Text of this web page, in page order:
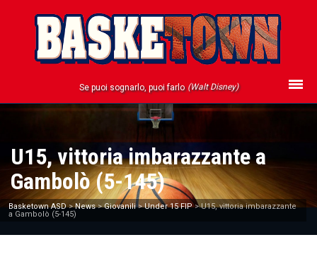
Se puoi sognarlo, puoi farlo (Walt Disney)
U15, vittoria imbarazzante a
Gambolò (5-145)
Basketown ASD>News>Giovanili>Under 15 FIP>U15, vittoria imbarazzante
a Gambolò (5-145)